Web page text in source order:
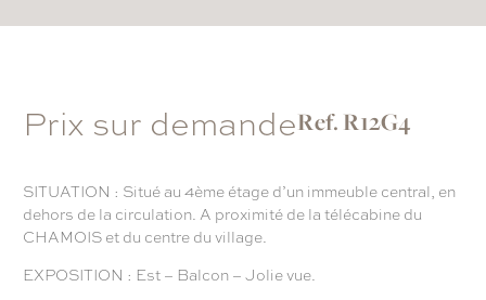
Prix sur demandeRef. R12G4
SITUATION : Situé au 4ème étage d’un immeuble central, en
dehors de la circulation. A proximité de la télécabine du
CHAMOIS et du centre du village.
EXPOSITION : Est – Balcon – Jolie vue.